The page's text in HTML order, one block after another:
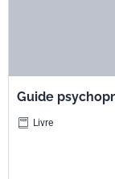
Guide
professionnel
Livre